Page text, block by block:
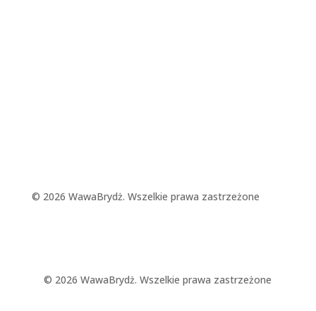
© 2026 WawaBrydż. Wszelkie prawa zastrzeżone
© 2026 WawaBrydż. Wszelkie prawa zastrzeżone